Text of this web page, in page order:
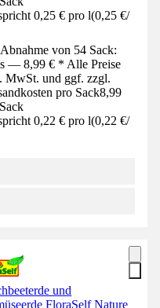
0,25 € pro l(0,25 €/
von 54 Sack:
— 8,99 € * Alle Preise
MwSt. und ggf. zzgl.
pro Sack8,99
Sack
0,22 € pro l(0,22 €/
und
FloraSelf Nature